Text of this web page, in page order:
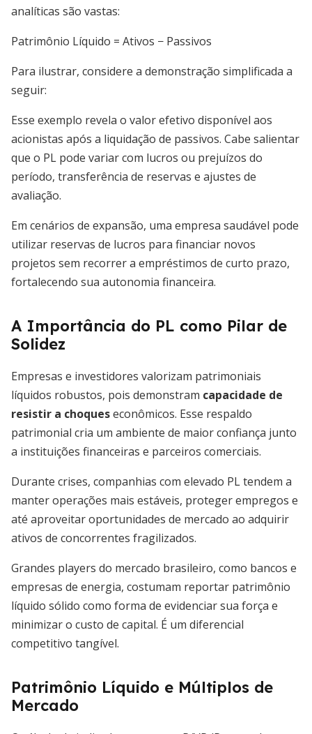
analíticas são vastas:
Patrimônio Líquido = Ativos − Passivos
Para ilustrar, considere a demonstração simplificada a
seguir:
Esse exemplo revela o valor efetivo disponível aos
acionistas após a liquidação de passivos. Cabe salientar
que o PL pode variar com lucros ou prejuízos do
período, transferência de reservas e ajustes de
avaliação.
Em cenários de expansão, uma empresa saudável pode
utilizar reservas de lucros para financiar novos
projetos sem recorrer a empréstimos de curto prazo,
fortalecendo sua autonomia financeira.
A Importância do PL como Pilar de
Solidez
Empresas e investidores valorizam patrimoniais
líquidos robustos, pois demonstram capacidade de
resistir a choqueseconômicos. Esse respaldo
patrimonial cria um ambiente de maior confiança junto
a instituições financeiras e parceiros comerciais.
Durante crises, companhias com elevado PL tendem a
manter operações mais estáveis, proteger empregos e
até aproveitar oportunidades de mercado ao adquirir
ativos de concorrentes fragilizados.
Grandes players do mercado brasileiro, como bancos e
empresas de energia, costumam reportar patrimônio
líquido sólido como forma de evidenciar sua força e
minimizar o custo de capital. É um diferencial
competitivo tangível.
Patrimônio Líquido e Múltiplos de
Mercado